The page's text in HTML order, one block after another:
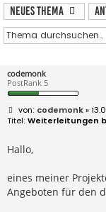
Neues Thema
codemonk
PostRank 5
B
e
i
r
a
codemonk»
Weiterleitungen
Hallo,
eines meiner
Angeboten für den